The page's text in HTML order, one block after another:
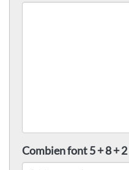
Combien font 5 + 8 + 2